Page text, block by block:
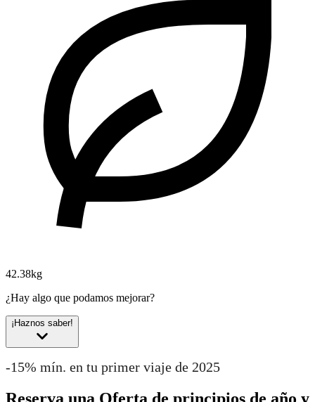
42.38kg
¿Hay algo que podamos mejorar?
¡Haznos saber!
-15% mín. en tu primer viaje de 2025